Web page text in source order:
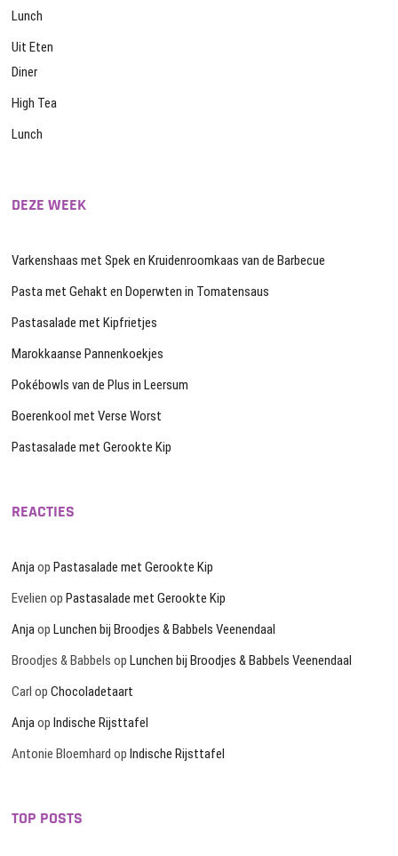
Lunch
Uit Eten
Diner
High Tea
Lunch
DEZE WEEK
Varkenshaas met Spek en Kruidenroomkaas van de Barbecue
Pasta met Gehakt en Doperwten in Tomatensaus
Pastasalade met Kipfrietjes
Marokkaanse Pannenkoekjes
Pokébowls van de Plus in Leersum
Boerenkool met Verse Worst
Pastasalade met Gerookte Kip
REACTIES
AnjaopPastasalade met Gerookte Kip
Evelien opPastasalade met Gerookte Kip
AnjaopLunchen bij Broodjes & Babbels Veenendaal
Broodjes & Babbels opLunchen bij Broodjes & Babbels Veenendaal
Carl opChocoladetaart
AnjaopIndische Rijsttafel
Antonie Bloemhard opIndische Rijsttafel
TOP POSTS